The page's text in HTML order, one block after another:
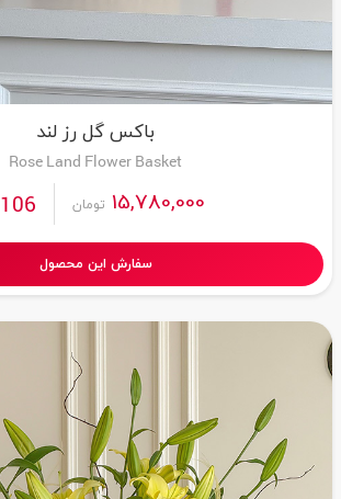
باکس گل رز لند
Rose Land Flower Basket
15,780,000 تومان 106
سفارش این محصول